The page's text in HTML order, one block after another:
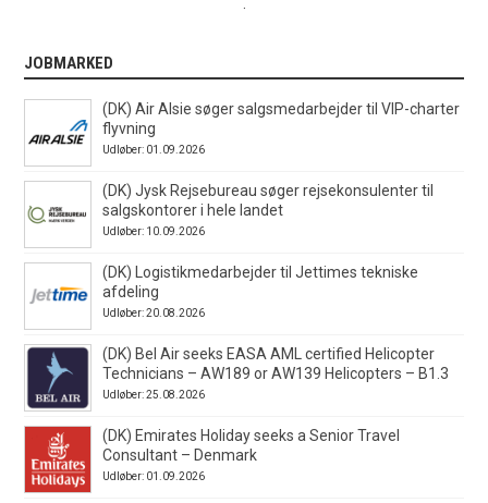
.
JOBMARKED
(DK) Air Alsie søger salgsmedarbejder til VIP-charter
flyvning
Udløber: 01.09.2026
(DK) Jysk Rejsebureau søger rejsekonsulenter til
salgskontorer i hele landet
Udløber: 10.09.2026
(DK) Logistikmedarbejder til Jettimes tekniske
afdeling
Udløber: 20.08.2026
(DK) Bel Air seeks EASA AML certified Helicopter
Technicians – AW189 or AW139 Helicopters – B1.3
Udløber: 25.08.2026
(DK) Emirates Holiday seeks a Senior Travel
Consultant – Denmark
Udløber: 01.09.2026